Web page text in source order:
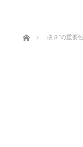
ホーム “抜き”の重要性